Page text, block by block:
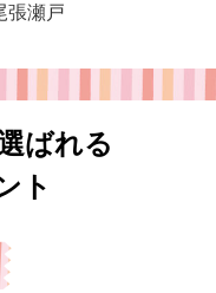
張瀬戸
ばれる
ト